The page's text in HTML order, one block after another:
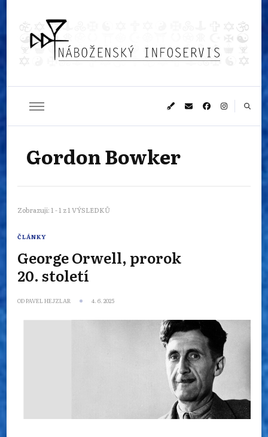
Náboženský
infoservis
Gordon Bowker
Zobrazuji: 1 - 1 z 1 VÝSLEDKŮ
ČLÁNKY
George Orwell, prorok
20. století
ODPAVEL HEJZLAR 4. 6. 2025